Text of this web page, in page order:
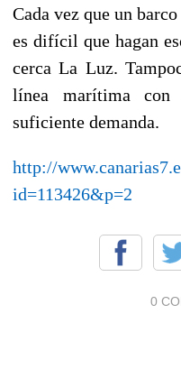
Cada vez que un
es difícil que hagan
cerca La Luz.
línea marítima
suficiente demanda.
http://
id=113426&p=2
0